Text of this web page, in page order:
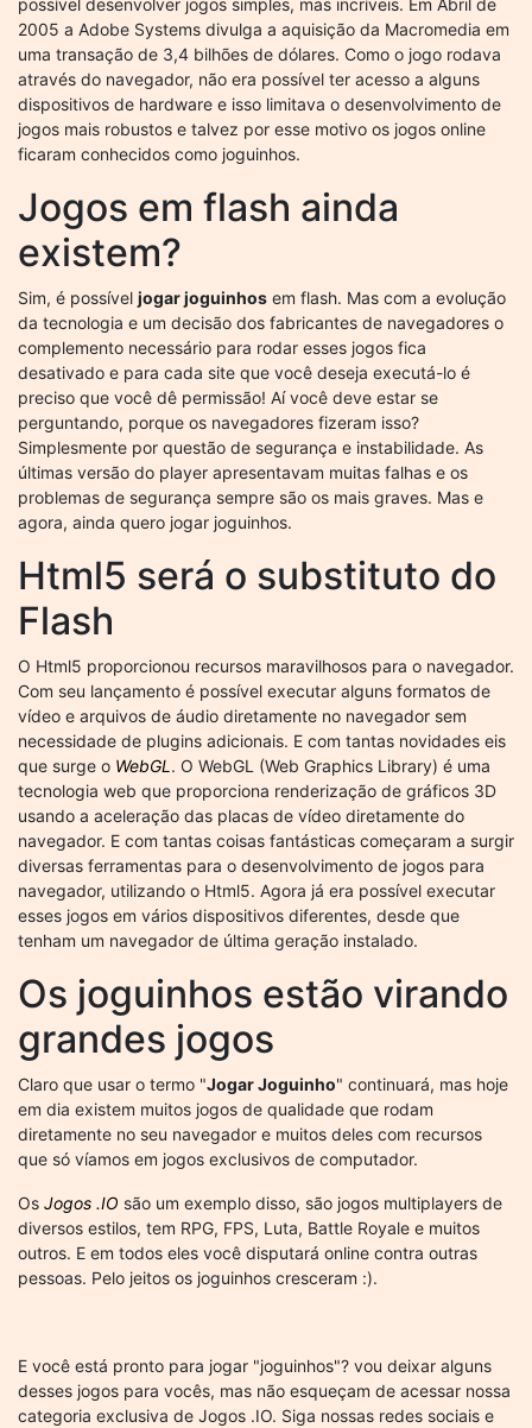
possível desenvolver jogos simples, mas incríveis. Em Abril de
2005 a Adobe Systems divulga a aquisição da Macromedia em
uma transação de 3,4 bilhões de dólares. Como o jogo rodava
através do navegador, não era possível ter acesso a alguns
dispositivos de hardware e isso limitava o desenvolvimento de
jogos mais robustos e talvez por esse motivo os jogos online
ficaram conhecidos como joguinhos.
Jogos em flash ainda
existem?
Sim, é possível jogar joguinhos em flash. Mas com a evolução
da tecnologia e um decisão dos fabricantes de navegadores o
complemento necessário para rodar esses jogos fica
desativado e para cada site que você deseja executá-lo é
preciso que você dê permissão! Aí você deve estar se
perguntando, porque os navegadores fizeram isso?
Simplesmente por questão de segurança e instabilidade. As
últimas versão do player apresentavam muitas falhas e os
problemas de segurança sempre são os mais graves. Mas e
agora, ainda quero jogar joguinhos.
Html5 será o substituto do
Flash
O Html5 proporcionou recursos maravilhosos para o navegador.
Com seu lançamento é possível executar alguns formatos de
vídeo e arquivos de áudio diretamente no navegador sem
necessidade de plugins adicionais. E com tantas novidades eis
que surge o WebGL . O WebGL (Web Graphics Library) é uma
tecnologia web que proporciona renderização de gráficos 3D
usando a aceleração das placas de vídeo diretamente do
navegador. E com tantas coisas fantásticas começaram a surgir
diversas ferramentas para o desenvolvimento de jogos para
navegador, utilizando o Html5. Agora já era possível executar
esses jogos em vários dispositivos diferentes, desde que
tenham um navegador de última geração instalado.
Os joguinhos estão virando
grandes jogos
Claro que usar o termo "Jogar Joguinho" continuará, mas hoje
em dia existem muitos jogos de qualidade que rodam
diretamente no seu navegador e muitos deles com recursos
que só víamos em jogos exclusivos de computador.
Os Jogos .IO são um exemplo disso, são jogos multiplayers de
diversos estilos, tem RPG, FPS, Luta, Battle Royale e muitos
outros. E em todos eles você disputará online contra outras
pessoas. Pelo jeitos os joguinhos cresceram :).
E você está pronto para jogar "joguinhos"? vou deixar alguns
desses jogos para vocês, mas não esqueçam de acessar nossa
categoria exclusiva de Jogos .IO. Siga nossas redes sociais e